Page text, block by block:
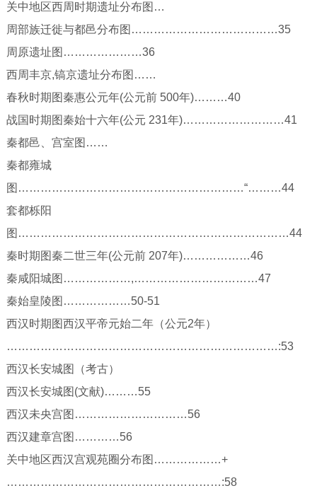
关中地区西周时期遗址分布图…
周部族迁徙与都邑分布图…………………………………35
周原遗址图…………………36
西周丰京,镐京遗址分布图……
春秋时期图秦惠公元年(公元前 500年)………40
战国时期图秦始十六年(公元 231年)………………………41
秦都邑、宫室图……
秦都雍城
图……………………………………………………“………44
套都栎阳
图………………………………………………………………44
秦时期图秦二世三年(公元前 207年)………………46
秦咸阳城图………………,……………………………47
秦始皇陵图………………50-51
西汉时期图西汉平帝元始二年（公元2年）
………………………………………………………………:53
西汉长安城图（考古）
西汉长安城图(文献)………55
西汉未央宫图…………………………56
西汉建章宫图…………56
关中地区西汉宫观苑圈分布图………………+
…………………………………………………:58